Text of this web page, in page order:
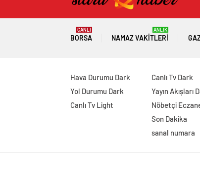
BORSA
CANLI
NAMAZ VAKITLERI
ANLIK
Hava Durumu Dark
Yol Durumu Dark
Canlı Tv Light
Canlı Tv Dark
Yayın Akışları
Nöbetçi
Son Dakika
sanal numara